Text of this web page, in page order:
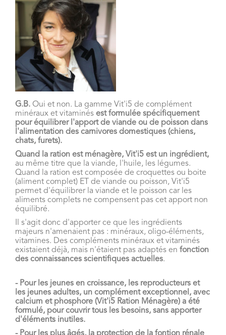
G.B. Oui et non. La gamme Vit'i5 de complément
minéraux et vitaminés est formulée spécifiquement
pour équilibrer l'apport de viande ou de poisson dans
l'alimentation des carnivores domestiques (chiens,
chats, furets).
Quand la ration est ménagère, Vit'i5 est un ingrédient,
au même titre que la viande, l'huile, les légumes.
Quand la ration est composée de croquettes ou boite
(aliment complet) ET de viande ou poisson, Vit'i5
permet d'équilibrer la viande et le poisson car les
aliments complets ne compensent pas cet apport non
équilibré.
Il s'agit donc d'apporter ce que les ingrédients
majeurs n'amenaient pas : minéraux, oligo-éléments,
vitamines. Des compléments minéraux et vitaminés
existaient déjà, mais n'étaient pas adaptés en fonction
des connaissances scientifiques actuelles.
- Pour les jeunes en croissance, les reproducteurs et
les jeunes adultes, un complément exceptionnel, avec
calcium et phosphore (Vit'i5 Ration Ménagère) a été
formulé, pour couvrir tous les besoins, sans apporter
d'éléments inutiles.